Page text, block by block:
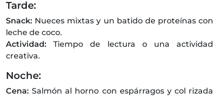
Tarde:
Snack: Nueces mixtas y un batido de proteínas con
leche de coco.
Actividad:Tiempo de lectura o una actividad
creativa.
Noche:
Cena: Salmón al horno con espárragos y col rizada